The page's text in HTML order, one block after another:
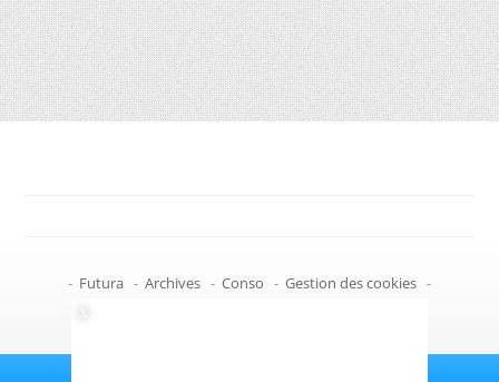
- Futura - Archives - Conso - Gestion des cookies -